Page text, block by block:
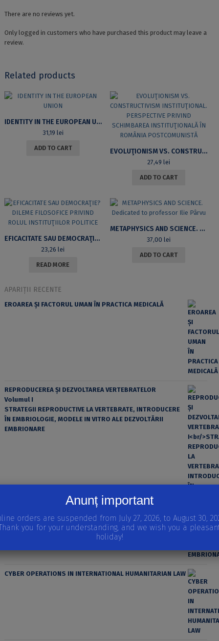
There are no reviews yet.
Only logged in customers who have purchased this product may leave a
review.
Related products
IDENTITY IN THE EUROPEAN UNION
31,19 lei
ADD TO CART EVOLUŢIONISM VS. CONSTRUCTIVISM INSTITUŢIONAL. PERSPECTIVE PRIVIND SCHIMBAREA INSTITUŢIONALĂ ÎN ROMÂNIA POSTCOMUNISTĂ
27,49lei
ADD TO CART
EFICACITATE SAU DEMOCRAŢIE? DILEME FILOSOFICE PRIVIND ROLUL INSTITUŢIILOR POLITICE
23,26lei
READ MORE
METAPHYSICS AND SCIENCE. DEDICATED TO PROFESSOR ILIE PÂRVU
37,00lei
ADD TO CART
APARIȚII RECENTE
EROAREA ȘI FACTORUL UMAN ÎN PRACTICA MEDICALĂ
REPRODUCEREA ȘI DEZVOLTAREA VERTEBRATELOR
Volumul I
STRATEGII REPRODUCTIVE LA VERTEBRATE, INTRODUCERE
ÎN EMBRIOLOGIE, MODELE IN VITRO ALE DEZVOLTĂRII
EMBRIONARE
CYBER OPERATIONS IN INTERNATIONAL HUMANITARIAN LAW
Anunț important
orders are suspended from July 27, 2026, to August 30,
you for your understanding, and we wish you a
holiday!